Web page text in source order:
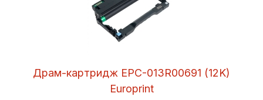
Драм-картридж EPC-013R00691 (12K)
Europrint